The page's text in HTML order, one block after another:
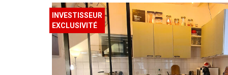
INVESTISSEUR
EXCLUSIVITÉ